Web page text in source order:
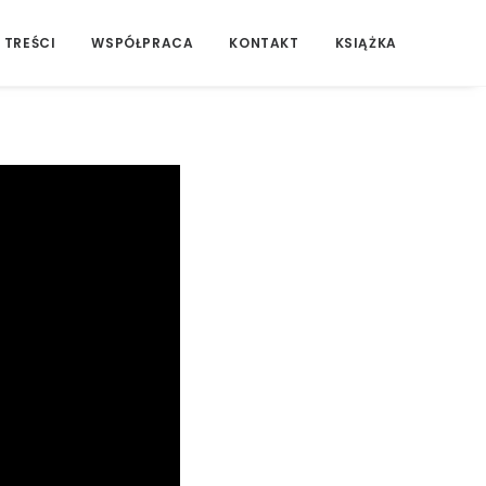
WSPÓŁPRACA KONTAKT KSIĄŻKA